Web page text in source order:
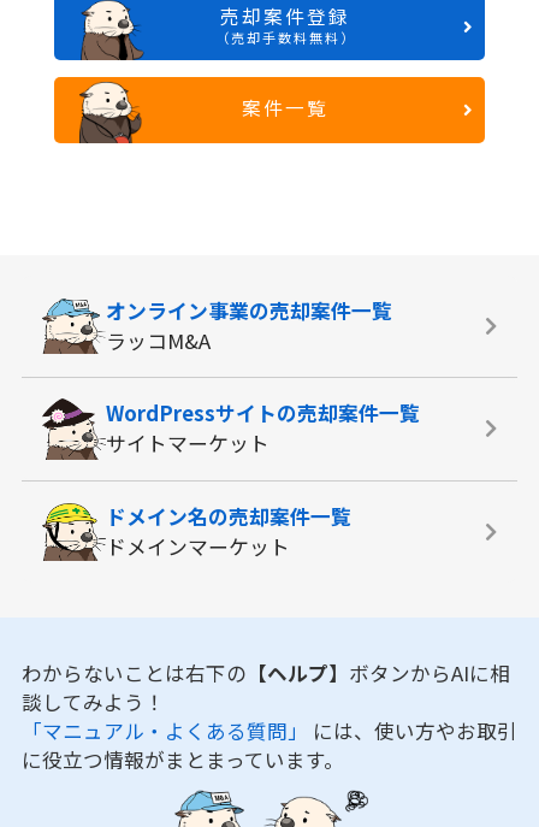
売却案件登録
（売却手数料無料）
案件一覧
オンライン事業の売却案件一覧
ラッコM&A
WordPressサイトの売却案件一覧
サイトマーケット
ドメイン名の売却案件一覧
ドメインマーケット
わからないことは右下の 【ヘルプ】 ボタンからAIに相
談してみよう！
「マニュアル・よくある質問」 には、使い方やお取引
に役立つ情報がまとまっています。